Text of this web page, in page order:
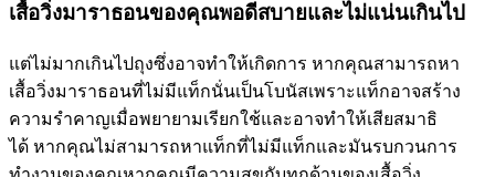
เสื้อวิ่งมาราธอนของคุณพอดีสบายและไม่แน่นเกินไป
แต่ไม่มากเกินไปถุงซึ่งอาจทำให้เกิดการ หากคุณสามารถหา
เสื้อวิ่งมาราธอนที่ไม่มีแท็กนั่นเป็นโบนัสเพราะแท็กอาจสร้าง
ความรำคาญเมื่อพยายามเรียกใช้และอาจทำให้เสียสมาธิ
ได้ หากคุณไม่สามารถหาแท็กที่ไม่มีแท็กและมันรบกวนการ